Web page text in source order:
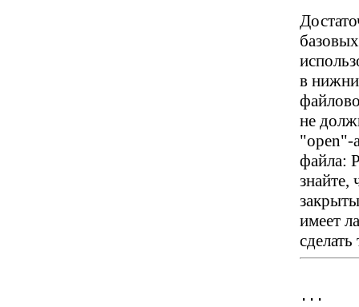
в
не
"open"-
файла:
имеет
...